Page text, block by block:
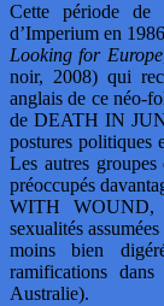
Cette période
d’Imperium en
Looking for Europe
noir, 2008) qui
anglais de ce néo-
de DEATH IN
postures politiques
Les autres
préoccupés
WITH WOUND,
sexualités
moins bien
ramifications
Australie).